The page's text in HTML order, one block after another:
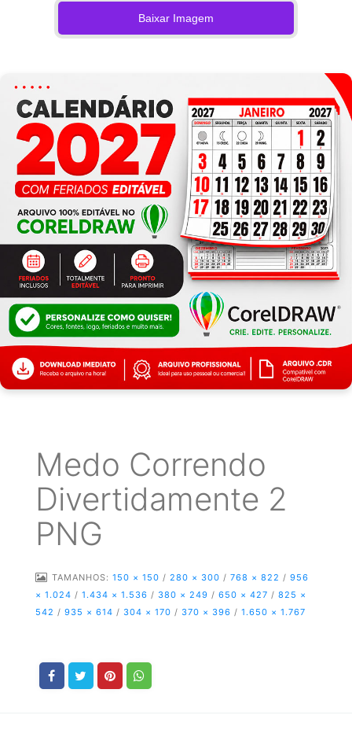
Baixar Imagem
Medo Correndo
Divertidamente 2
PNG
TAMANHOS: 150 × 150 / 280 × 300 / 768 × 822 / 956
× 1.024 / 1.434 × 1.536 / 380 × 249 / 650 × 427 / 825 ×
542 / 935 × 614 / 304 × 170 / 370 × 396 / 1.650 × 1.767